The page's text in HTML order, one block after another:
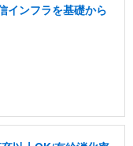
インフラを基礎から